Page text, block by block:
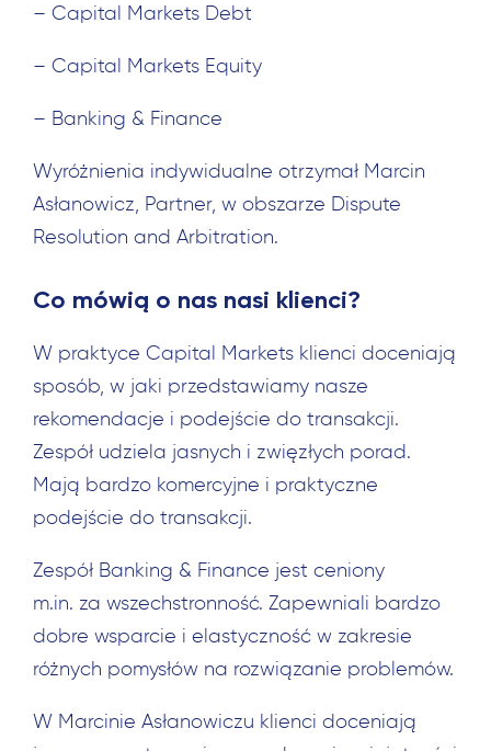
– Capital Markets Debt
– Capital Markets Equity
– Banking & Finance
Wyróżnienia indywidualne otrzymał Marcin
Asłanowicz, Partner, w obszarze Dispute
Resolution and Arbitration.
Co mówią o nas nasi klienci?
W praktyce Capital Markets klienci doceniają
sposób, w jaki przedstawiamy nasze
rekomendacje i podejście do transakcji.
Zespół udziela jasnych i zwięzłych porad.
Mają bardzo komercyjne i praktyczne
podejście do transakcji.
Zespół Banking & Finance jest ceniony
m.in. za wszechstronność. Zapewniali bardzo
dobre wsparcie i elastyczność w zakresie
różnych pomysłów na rozwiązanie problemów.
W Marcinie Asłanowiczu klienci doceniają